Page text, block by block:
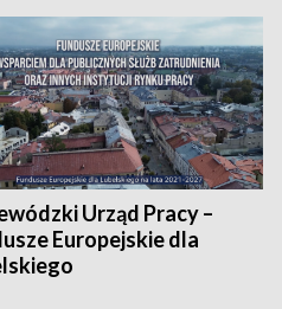
Urząd Pracy –
Europejskie dla